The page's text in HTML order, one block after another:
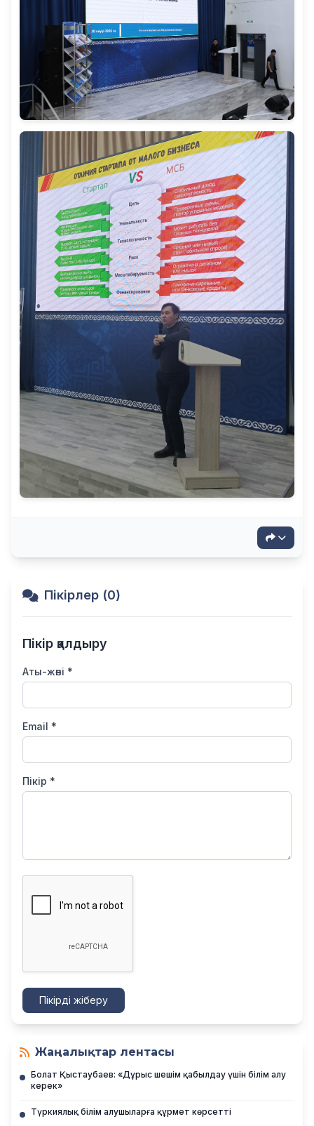
Пікірлер (0)
Пікір қалдыру
Аты-жөні *
Email *
Пікір *
Пікірді жіберу
Жаңалықтар лентасы
Болат Қыстаубаев: «Дұрыс шешім қабылдау үшін білім алу
керек»
Түркиялық білім алушыларға құрмет көрсетті